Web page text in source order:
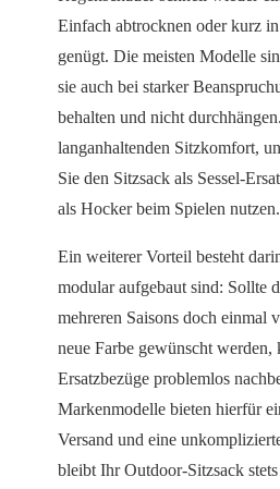
Einfach abtrocknen oder kurz
genügt. Die meisten Modelle
sie auch bei starker
behalten und nicht
langanhaltenden Sitzkomfort,
Sie den Sitzsack als Sessel-
als Hocker beim Spielen nutzen.
Ein weiterer Vorteil besteht
modular aufgebaut sind: Sollte
mehreren Saisons doch einmal
neue Farbe gewünscht werden,
Ersatzbezüge problemlos
Markenmodelle bieten hierfür
Versand und eine
bleibt Ihr Outdoor-Sitzsack